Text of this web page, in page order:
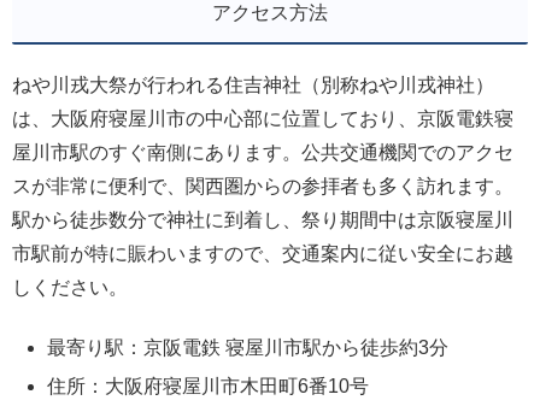
アクセス方法
ねや川戎大祭が行われる住吉神社（別称ねや川戎神社）
は、大阪府寝屋川市の中心部に位置しており、京阪電鉄寝
屋川市駅のすぐ南側にあります。公共交通機関でのアクセ
スが非常に便利で、関西圏からの参拝者も多く訪れます。
駅から徒歩数分で神社に到着し、祭り期間中は京阪寝屋川
市駅前が特に賑わいますので、交通案内に従い安全にお越
しください。
最寄り駅：京阪電鉄 寝屋川市駅から徒歩約3分
住所：大阪府寝屋川市木田町6番10号